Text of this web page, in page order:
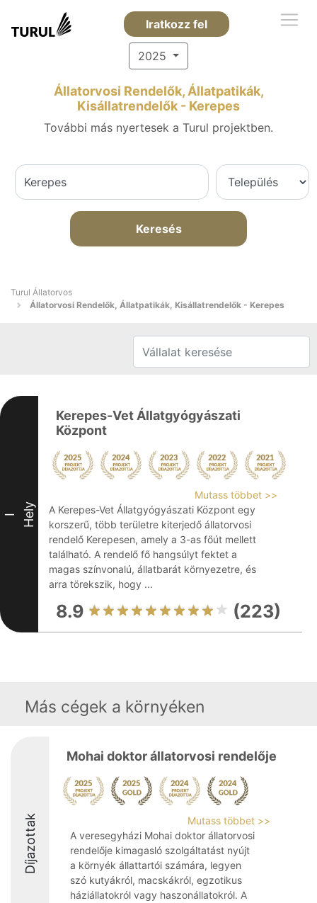
Iratkozz fel
2025
Állatorvosi Rendelők, Állatpatikák,
Kisállatrendelők - Kerepes
További más nyertesek a Turul projektben.
Keresés
Turul Állatorvos
Állatorvosi Rendelők, Állatpatikák, Kisállatrendelők - Kerepes
I Hely
Kerepes-Vet Állatgyógyászati
Központ
Mutass többet >>
A Kerepes-Vet Állatgyógyászati Központ egy
korszerű, több területre kiterjedő állatorvosi
rendelő Kerepesen, amely a 3-as főút mellett
található. A rendelő fő hangsúlyt fektet a
magas színvonalú, állatbarát környezetre, és
arra törekszik, hogy ...
8.9 (223)
Más cégek a környéken
Díjazottak
Mohai doktor állatorvosi rendelője
Mutass többet >>
A veresegyházi Mohai doktor állatorvosi
rendelője kimagasló szolgáltatást nyújt
a környék állattartói számára, legyen
szó kutyákról, macskákról, egzotikus
háziállatokról vagy haszonállatokról. A